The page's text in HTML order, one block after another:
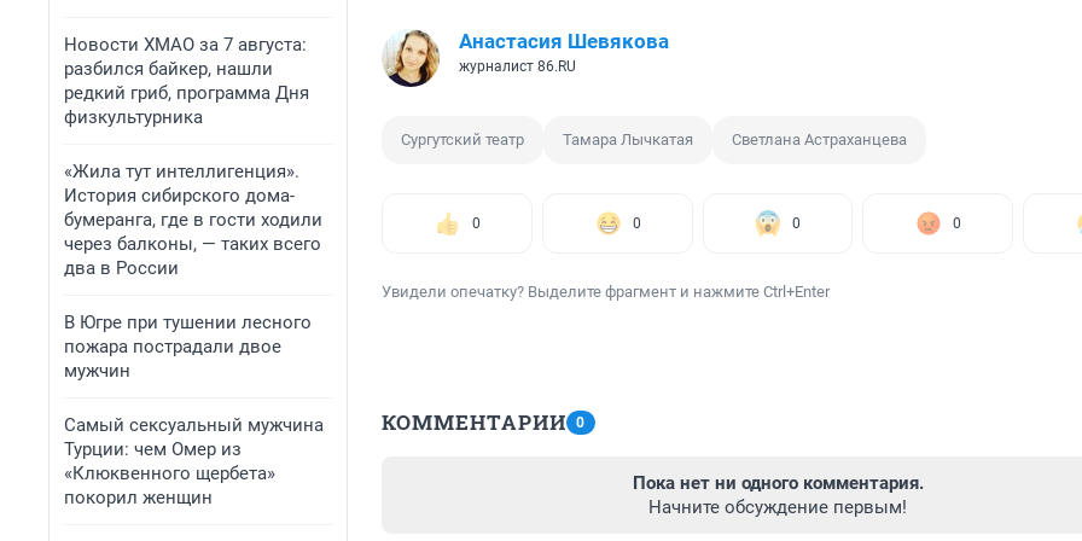
Новости ХМАО за 7 августа:
разбился байкер, нашли
редкий гриб, программа Дня
физкультурника
«Жила тут интеллигенция».
История сибирского дома-
бумеранга, где в гости ходили
через балконы, — таких всего
два в России
В Югре при тушении лесного
пожара пострадали двое
мужчин
Самый сексуальный мужчина
Турции: чем Омер из
«Клюквенного щербета»
покорил женщин
Анастасия Шевякова
журналист 86.RU
Сургутский театр Тамара Лычкатая Светлана Астраханцева
0 0 0 0
Увидели опечатку? Выделите фрагмент и нажмите Ctrl+Enter
КОММЕНТАРИИ 0
Пока нет ни одного комментария.
Начните обсуждение первым!